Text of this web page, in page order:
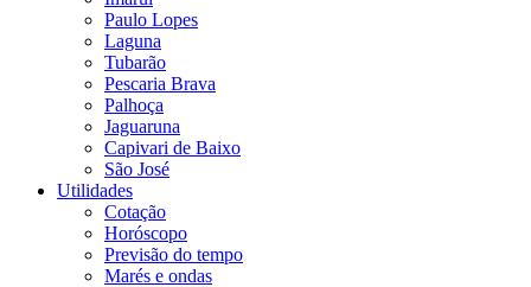
Paulo Lopes
Laguna
Tubarão
Pescaria Brava
Palhoça
Jaguaruna
Capivari de Baixo
São José
Utilidades
Cotação
Horóscopo
Previsão do tempo
Marés e ondas